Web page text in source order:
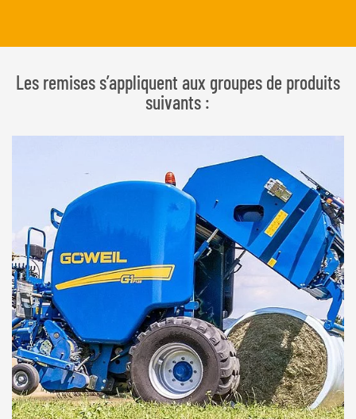
Les remises s’appliquent aux groupes de produits
suivants :